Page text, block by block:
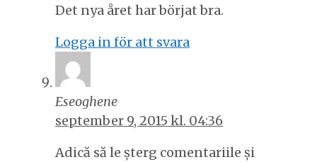
Det nya året har börjat bra.
Logga in för att svara
Eseoghene
september 9, 2015 kl. 04:36
Adică să le șterg comentariile și